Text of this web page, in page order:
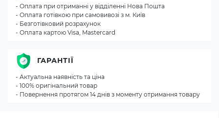
- Оплата при отриманні у відділенні Нова Пошта
- Оплата готівкою при самовивозі з м. Київ
- Безготівковий розрахунок
- Оплата картою Visa, Mastercard
ГАРАНТІЇ
- Актуальна наявність та ціна
- 100% оригінальний товар
- Повернення протягом 14 днів з моменту отримання товару